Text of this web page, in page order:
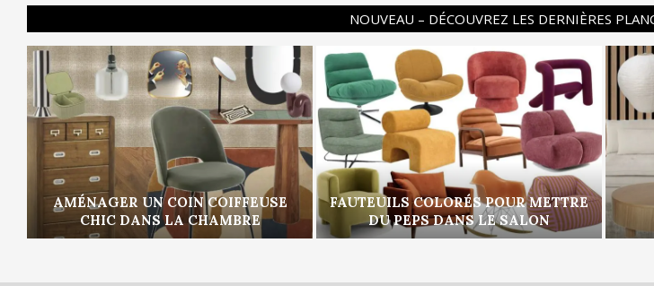
NOUVEAU – DÉCOUVREZ LES DERNIÈRES
AMÉNAGER UN COIN COIFFEUSE
CHIC DANS LA CHAMBRE
FAUTEUILS COLORÉS POUR METTRE
DU PEPS DANS LE SALON